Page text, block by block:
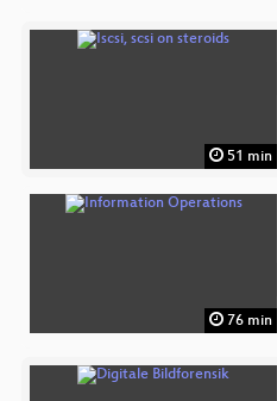
51 min
76 min